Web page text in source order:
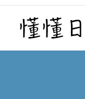
Skip
content